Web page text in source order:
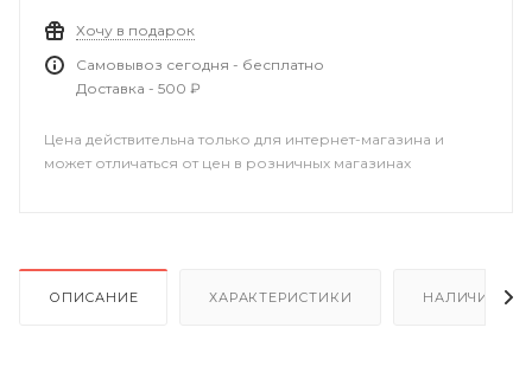
Хочу в подарок
Самовывоз сегодня - бесплатно
Доставка - 500 ₽
Цена действительна только для интернет-магазина и
может отличаться от цен в розничных магазинах
ОПИСАНИЕ ХАРАКТЕРИСТИКИ НАЛИЧИЕ В